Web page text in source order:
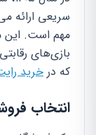
سریعی ارائه
مهم است. این
بازی‌های
که درخرید
انتخاب